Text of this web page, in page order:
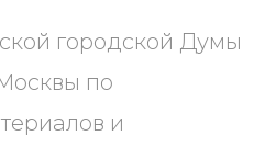
городской Думы
по
и